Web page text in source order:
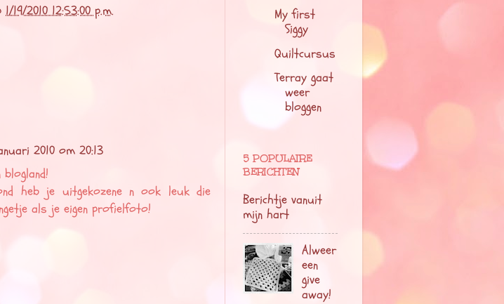
1/19/2010 12:53:00 p.m.
2010 om 20:13
heb je uitgekozene n ook leuk die
als je eigen profielfoto!
My first
Siggy
Quiltcursus
Terray gaat
weer
bloggen
5 POPULAIRE
BERICHTEN
Berichtje vanuit
mijn hart
Alweer
een
give
away!